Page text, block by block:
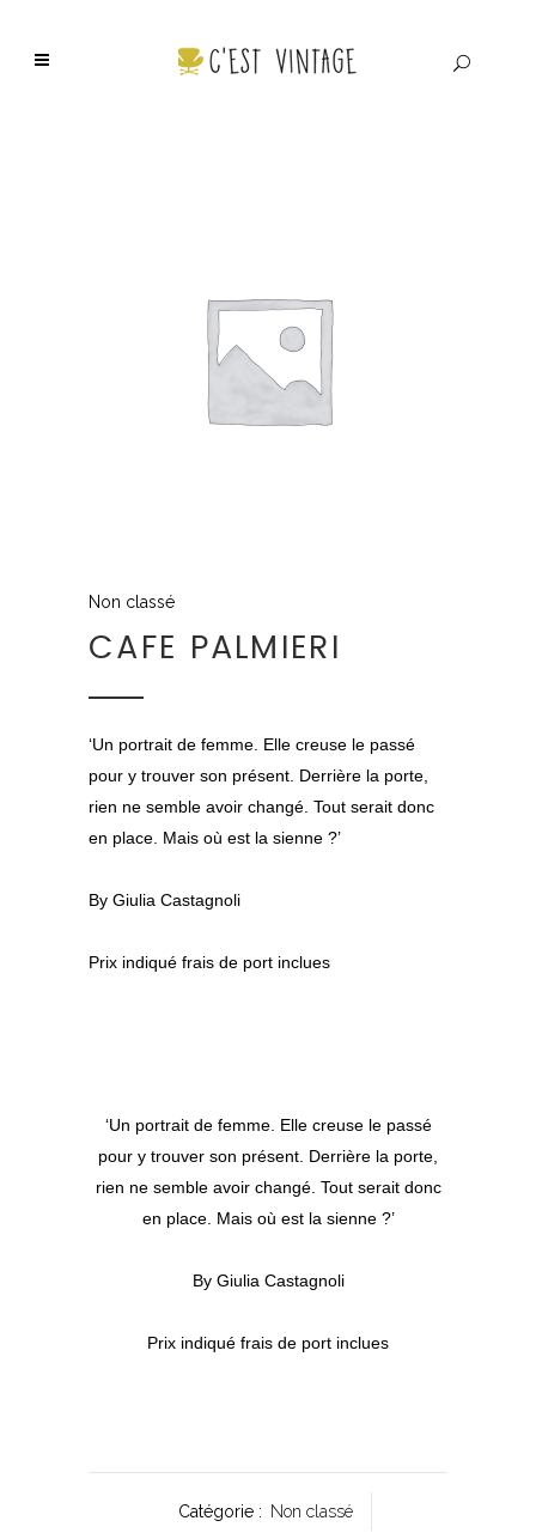
Non classé
CAFE PALMIERI
‘Un portrait de femme. Elle creuse le passé
pour y trouver son présent. Derrière la porte,
rien ne semble avoir changé. Tout serait donc
en place. Mais où est la sienne ?’
By Giulia Castagnoli
Prix indiqué frais de port inclues
‘Un portrait de femme. Elle creuse le passé
pour y trouver son présent. Derrière la porte,
rien ne semble avoir changé. Tout serait donc
en place. Mais où est la sienne ?’
By Giulia Castagnoli
Prix indiqué frais de port inclues
Catégorie :
Non classé